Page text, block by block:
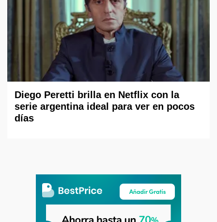
Diego Peretti brilla en Netflix con la
serie argentina ideal para ver en pocos
días